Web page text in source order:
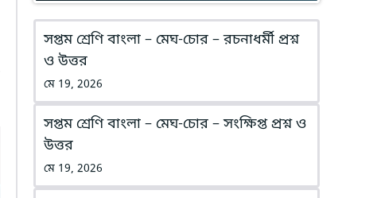
সপ্তম শ্রেণি বাংলা – মেঘ-চোর – রচনাধর্মী প্রশ্ন
ও উত্তর
মে 19, 2026
সপ্তম শ্রেণি বাংলা – মেঘ-চোর – সংক্ষিপ্ত প্রশ্ন ও
উত্তর
মে 19, 2026